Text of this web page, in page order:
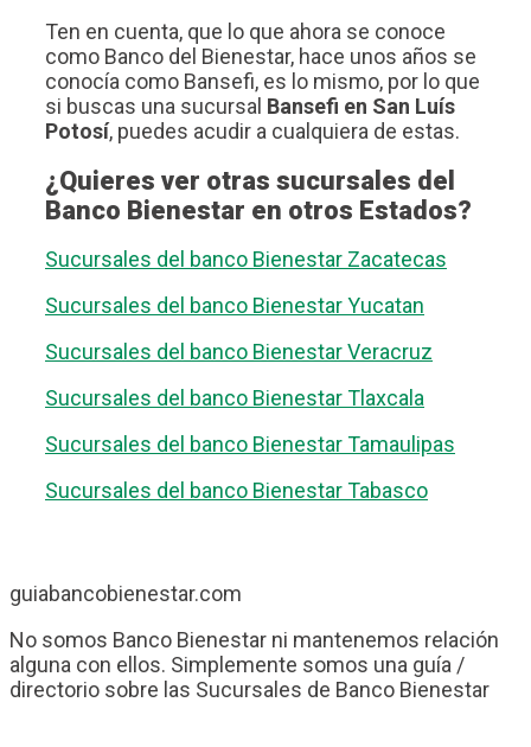
Ten en cuenta, que lo que ahora se conoce
como Banco del Bienestar, hace unos años se
conocía como Bansefi, es lo mismo, por lo que
si buscas una sucursal Bansefi en San Luís
Potosí, puedes acudir a cualquiera de estas.
¿Quieres ver otras sucursales del
Banco Bienestar en otros Estados?
Sucursales del banco Bienestar Zacatecas
Sucursales del banco Bienestar Yucatan
Sucursales del banco Bienestar Veracruz
Sucursales del banco Bienestar Tlaxcala
Sucursales del banco Bienestar Tamaulipas
Sucursales del banco Bienestar Tabasco
guiabancobienestar.com
No somos Banco Bienestar ni mantenemos relación
alguna con ellos. Simplemente somos una guía /
directorio sobre las Sucursales de Banco Bienestar